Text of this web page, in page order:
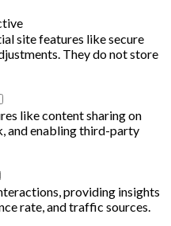
site features like secure
They do not store
like content sharing on
and enabling third-party
providing insights
rate, and traffic sources.